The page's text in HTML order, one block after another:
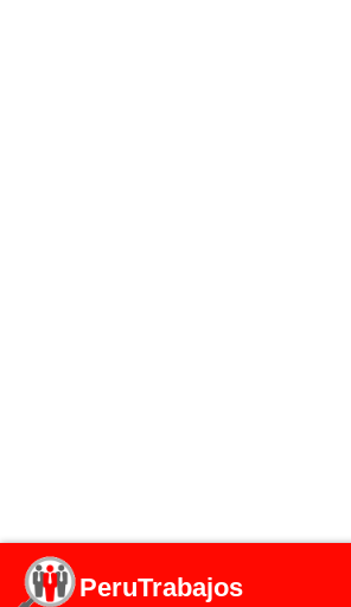
PeruTrabajos